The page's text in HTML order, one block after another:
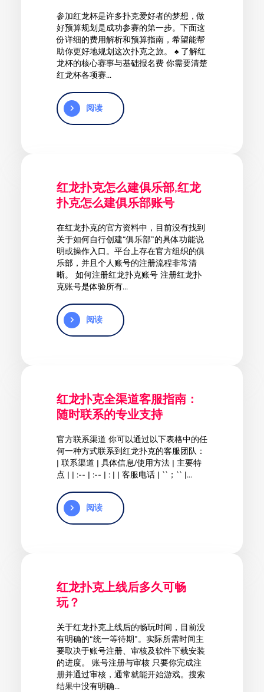
参加红龙杯是许多扑克爱好者的梦想，做
好预算规划是成功参赛的第一步。下面这
份详细的费用解析和预算指南，希望能帮
助你更好地规划这次扑克之旅。 ♠️ 了解红
龙杯的核心赛事与基础报名费 你需要清楚
红龙杯各项赛...
阅读
红龙扑克怎么建俱乐部,红龙
扑克怎么建俱乐部账号
在红龙扑克的官方资料中，目前没有找到
关于如何自行创建“俱乐部”的具体功能说
明或操作入口。平台上存在官方组织的俱
乐部，并且个人账号的注册流程非常清
晰。 如何注册红龙扑克账号 注册红龙扑
克账号是体验所有...
阅读
红龙扑克全渠道客服指南：
随时联系的专业支持
官方联系渠道 你可以通过以下表格中的任
何一种方式联系到红龙扑克的客服团队：
| 联系渠道 | 具体信息/使用方法 | 主要特
点 | | :-- | :-- | : | | 客服电话 | ``；`` |...
阅读
红龙扑克上线后多久可畅
玩？
关于红龙扑克上线后的畅玩时间，目前没
有明确的“统一等待期”。实际所需时间主
要取决于账号注册、审核及软件下载安装
的进度。 账号注册与审核 只要你完成注
册并通过审核，通常就能开始游戏。搜索
结果中没有明确...